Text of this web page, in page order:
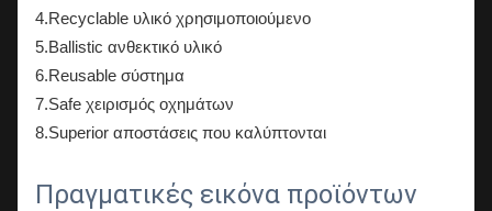
4.Recyclable υλικό χρησιμοποιούμενο
5.Ballistic ανθεκτικό υλικό
6.Reusable σύστημα
7.Safe χειρισμός οχημάτων
8.Superior αποστάσεις που καλύπτονται
Πραγματικές εικόνα προϊόντων